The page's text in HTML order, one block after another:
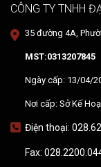
CÔNG TY TNHH
35 đường 4A,
MST:0313207845
Ngày cấp: 13/04/
Nơi cấp: Sở Kế
Điện thoại:
Fax: